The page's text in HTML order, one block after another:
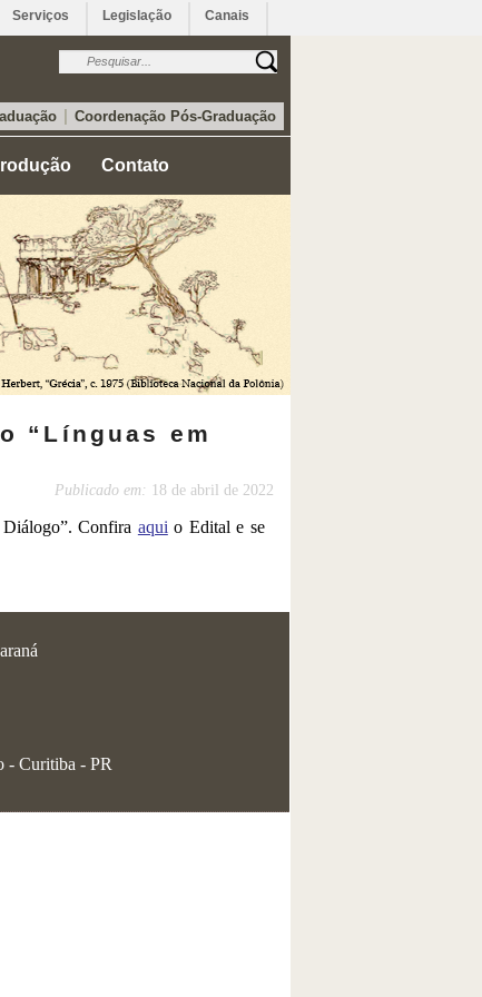
Serviços Legislação Canais
| Coordenação Pós-Graduação
Contato
“Línguas em
Publicado em: 18 de abril de 2022
Diálogo”. Confira aqui o Edital e se
- Curitiba - PR